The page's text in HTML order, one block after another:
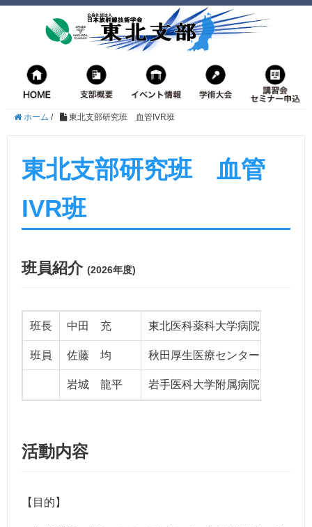
ホーム / 東北支部研究班 血管IVR班
東北支部研究班 血管
IVR班
班員紹介 (2026年度)
班長 中田 充 東北医科薬科大学病院
班員 佐藤 均 秋田厚生医療センター
岩城 龍平 岩手医科大学附属病院
活動内容
【目的】